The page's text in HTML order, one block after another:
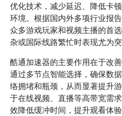
优化技术，减少延迟、降低卡
环境。根据国内外多项行业报
众多游戏玩家和视频主播的首
杂或国际线路繁忙时表现尤为突
酷通加速器的主要作用在于改
通过多节点智能选择，确保数
络拥堵和瓶颈，从而显著提升
于在线视频、直播等高带宽需
效降低缓冲时间，提升观看体